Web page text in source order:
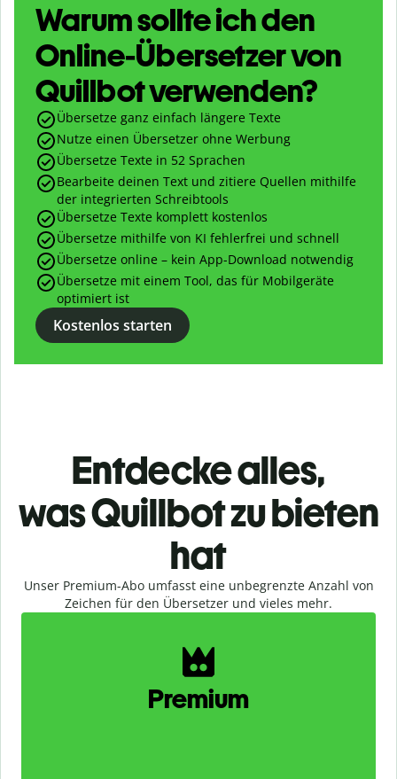
Warum sollte ich den
Online-Übersetzer von
Quillbot verwenden?
Übersetze ganz einfach längere Texte
Nutze einen Übersetzer ohne Werbung
Übersetze Texte in 52 Sprachen
Bearbeite deinen Text und zitiere Quellen mithilfe
der integrierten Schreibtools
Übersetze Texte komplett kostenlos
Übersetze mithilfe von KI fehlerfrei und schnell
Übersetze online – kein App-Download notwendig
Übersetze mit einem Tool, das für Mobilgeräte
optimiert ist
Kostenlos starten
Entdecke alles,
wasQuillbot zu bieten
hat
Unser Premium-Abo umfasst eine unbegrenzte Anzahl von
Zeichen für den Übersetzer und vieles mehr.
Premium